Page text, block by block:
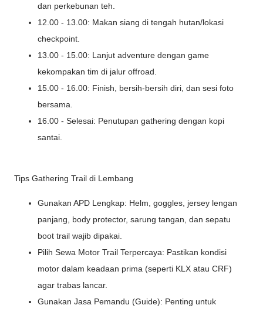
dan perkebunan teh.
12.00 - 13.00: Makan siang di tengah hutan/lokasi
checkpoint.
13.00 - 15.00: Lanjut adventure dengan game
kekompakan tim di jalur offroad.
15.00 - 16.00: Finish, bersih-bersih diri, dan sesi foto
bersama.
16.00 - Selesai: Penutupan gathering dengan kopi
santai.
Tips Gathering Trail di Lembang
Gunakan APD Lengkap: Helm, goggles, jersey lengan
panjang, body protector, sarung tangan, dan sepatu
boot trail wajib dipakai.
Pilih Sewa Motor Trail Terpercaya: Pastikan kondisi
motor dalam keadaan prima (seperti KLX atau CRF)
agar trabas lancar.
Gunakan Jasa Pemandu (Guide): Penting untuk